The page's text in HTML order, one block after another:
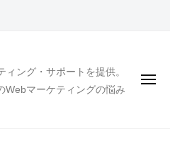
ング・サポートを提供。
Webマーケティングの悩み
メ